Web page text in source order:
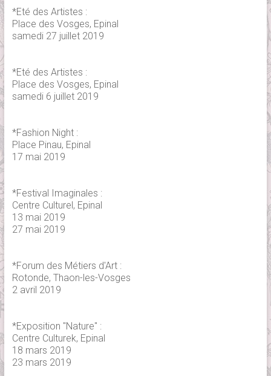
*Eté des Artistes :
Place des Vosges, Epinal
samedi 27 juillet 2019
*Eté des Artistes :
Place des Vosges, Epinal
samedi 6 juillet 2019
*Fashion Night :
Place Pinau, Epinal
17 mai 2019
*Festival Imaginales :
Centre Culturel, Epinal
13 mai 2019
27 mai 2019
*Forum des Métiers d'Art :
Rotonde, Thaon-les-Vosges
2 avril 2019
*Exposition "Nature" :
Centre Culturek, Epinal
18 mars 2019
23 mars 2019